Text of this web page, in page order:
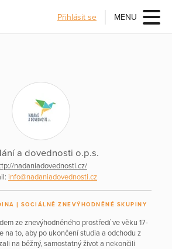
Přihlásit se MENU
a dovednosti o.p.s.
nadaniadovednosti.cz/
info@nadaniadovednosti.cz
SOCIÁLNĚ ZNEVÝHODNĚNÉ SKUPINY
ze znevýhodněného prostředí ve věku 17-
na to, aby po ukončení studia a odchodu z
na běžný, samostatný život a nekončili